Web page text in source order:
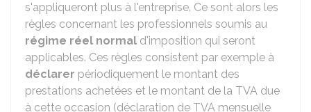
s'appliqueront plus à l'entreprise. Ce sont alors les
règles concernant les professionnels soumis au
régime réel normal d'imposition qui seront
applicables. Ces règles consistent par exemple à
déclarer périodiquement le montant des
prestations achetées et le montant de la TVA due
à cette occasion (déclaration de TVA mensuelle